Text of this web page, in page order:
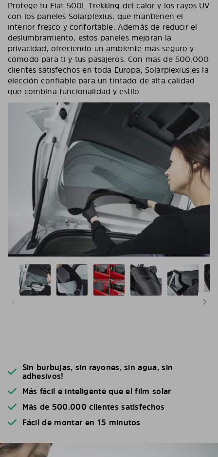
Protege tu Fiat 500L Trekking del calor y los rayos UV
con los paneles Solarplexius, que mantienen el
interior fresco y confortable. Además de reducir el
deslumbramiento, estos paneles mejoran la
privacidad, ofreciendo un ambiente más seguro y
cómodo para ti y tus pasajeros. Con más de 500,000
clientes satisfechos en toda Europa, Solarplexius es la
elección confiable para un tintado de alta calidad
que combina funcionalidad y estilo
Sin burbujas, sin rayones, sin agua, sin
adhesivos!
Más fácil e inteligente que el film solar
Más de 500.000 clientes satisfechos
Fácil de montar en 15 minutos